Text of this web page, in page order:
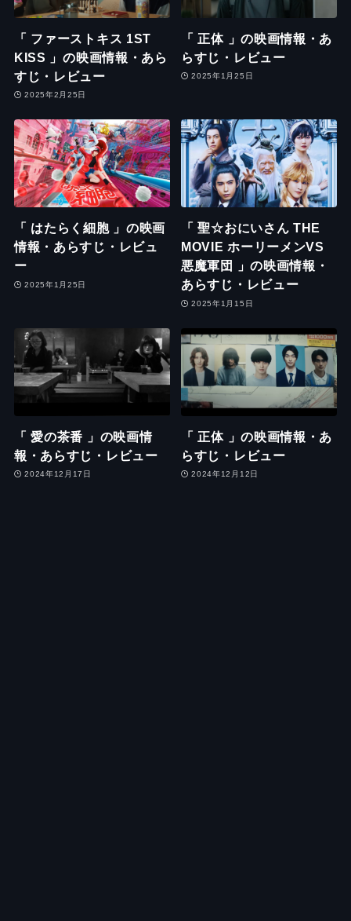
「 ファーストキス 1ST
KISS 」の映画情報・あら
すじ・レビュー
2025年2月25日
「 正体 」の映画情報・あ
らすじ・レビュー
2025年1月25日
「 はたらく細胞 」の映画
情報・あらすじ・レビュ
ー
2025年1月25日
「 聖☆おにいさん THE
MOVIE ホーリーメンVS
悪魔軍団 」の映画情報・
あらすじ・レビュー
2025年1月15日
「 愛の茶番 」の映画情
報・あらすじ・レビュー
2024年12月17日
「 正体 」の映画情報・あ
らすじ・レビュー
2024年12月12日